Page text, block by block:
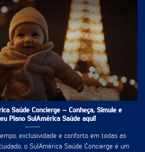
Saúde Concierge – Conheça, Simule e
Plano SulAmérica Saúde aqui!
exclusividade e conforto em todas as
o SulAmérica Saúde Concierge é um